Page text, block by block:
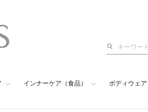
検
インナーケア（食品） ボディウェア